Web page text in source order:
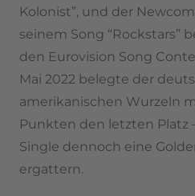
Kolonist”, und der
seinem Song “Rockstars”
den Eurovision Song
Mai 2022 belegte der
amerikanischen Wurzeln
Punkten den letzten Platz
Single dennoch eine
ergattern.